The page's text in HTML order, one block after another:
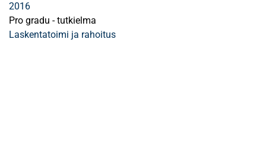
2016
Pro gradu - tutkielma
Laskentatoimi ja rahoitus